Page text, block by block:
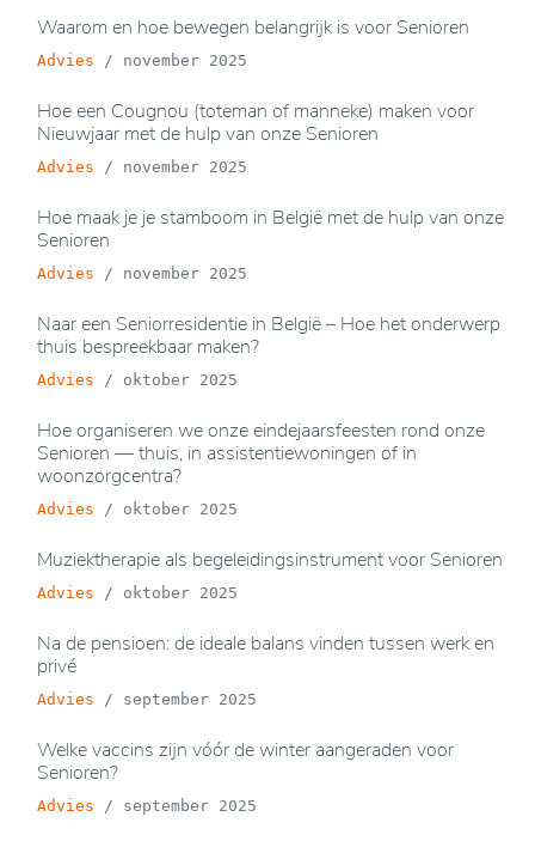
Waarom en hoe bewegen belangrijk is voor Senioren
Advies / november 2025
Hoe een Cougnou (toteman of manneke) maken voor
Nieuwjaar met de hulp van onze Senioren
Advies / november 2025
Hoe maak je je stamboom in België met de hulp van onze
Senioren
Advies / november 2025
Naar een Seniorresidentie in België – Hoe het onderwerp
thuis bespreekbaar maken?
Advies / oktober 2025
Hoe organiseren we onze eindejaarsfeesten rond onze
Senioren — thuis, in assistentiewoningen of in
woonzorgcentra?
Advies / oktober 2025
Muziektherapie als begeleidingsinstrument voor Senioren
Advies / oktober 2025
Na de pensioen: de ideale balans vinden tussen werk en
privé
Advies / september 2025
Welke vaccins zijn vóór de winter aangeraden voor
Senioren?
Advies / september 2025